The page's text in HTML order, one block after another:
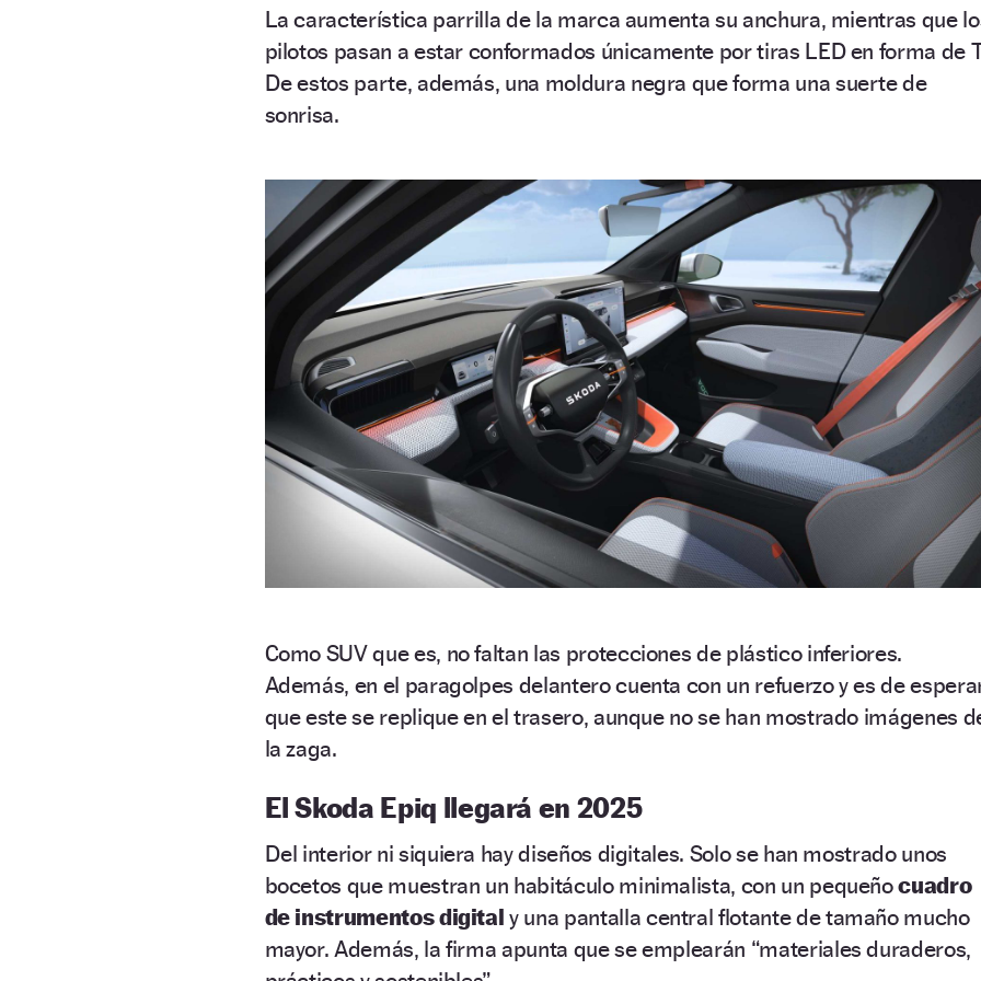
La característica parrilla de la marca aumenta su anchura, mientras que
pilotos pasan a estar conformados únicamente por tiras LED en forma de
De estos parte, además, una moldura negra que forma una suerte de
sonrisa.
Como SUV que es, no faltan las protecciones de plástico inferiores.
Además, en el paragolpes delantero cuenta con un refuerzo y es de
que este se replique en el trasero, aunque no se han mostrado imágenes
la zaga.
El Skoda Epiq llegará en 2025
Del interior ni siquiera hay diseños digitales. Solo se han mostrado unos
bocetos que muestran un habitáculo minimalista, con un pequeñocuadro
de instrumentos digital y una pantalla central flotante de tamaño mucho
mayor. Además, la firma apunta que se emplearán “materiales duraderos,